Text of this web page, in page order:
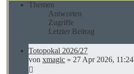
Themen
Antworten
Zugriffe
Letzter Beitrag
Totopokal 2026/27
von xmagic » 27 Apr 2026, 11:24